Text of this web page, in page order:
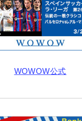
WOWOW公式